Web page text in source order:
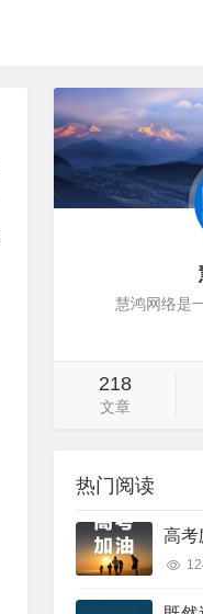
慧鸿网络是
218
文章
热门阅读
高考